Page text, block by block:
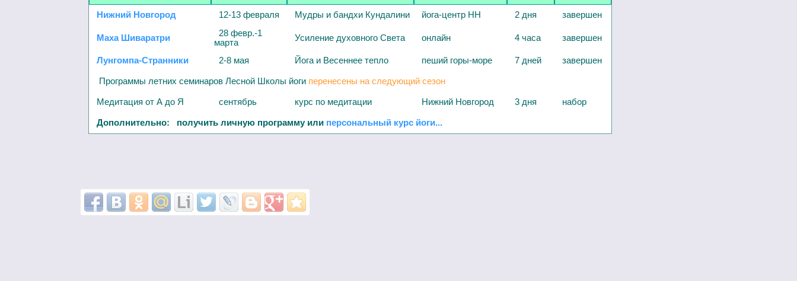
Нижний Новгород 12-13 февраля Мудры и бандхи Кундалини йога-центр НН 2 дня завершен
Маха Шиваратри
28 февр.-1
марта
Усиление духовного Света онлайн 4 часа завершен
Лунгомпа-Странники 2-8 мая Йога и Весеннее тепло пеший горы-море 7 дней завершен
Программы летних семинаров Лесной Школы йоги перенесены на следующий сезон
Медитация от А до Я сентябрь курс по медитации Нижний Новгород 3 дня набор
Дополнительно: получить личную программу или персональный курс йоги...